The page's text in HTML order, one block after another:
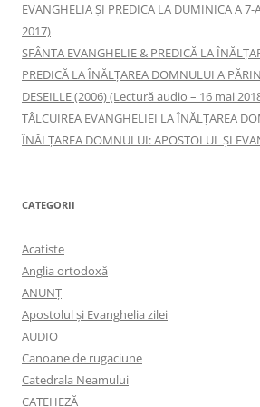
EVANGHELIA ȘI PREDICA LA DUMINICA A
2017)
SFÂNTA EVANGHELIE & PREDICĂ LA
PREDICĂ LA ÎNĂLŢAREA DOMNULUI A
DESEILLE (2006) (Lectură audio – 16 mai
TÂLCUIREA EVANGHELIEI LA ÎNĂLŢAREA
ÎNĂLŢAREA DOMNULUI: APOSTOLUL ȘI
CATEGORII
Acatiste
Anglia ortodoxă
ANUNŢ
Apostolul şi Evanghelia zilei
AUDIO
Canoane de rugaciune
Catedrala Neamului
CATEHEZĂ